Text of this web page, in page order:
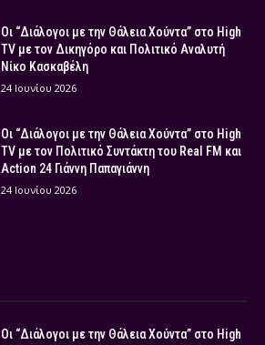
Οι “Διάλογοι με την Θάλεια Χούντα” στο High
TV με τον Δικηγόρο και Πολιτικό Αναλυτή
Νίκο Κασκαβέλη
24 Ιουνίου 2026
Οι “Διάλογοι με την Θάλεια Χούντα” στο High
TV με τον Πολιτικό Συντάκτη του Real FM και
Action 24 Γιάννη Παπαγιάννη
24 Ιουνίου 2026
Οι “Διάλογοι με την Θάλεια Χούντα” στο High